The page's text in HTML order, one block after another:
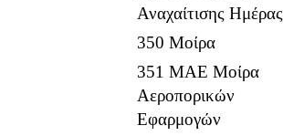
Αναχαίτισης Ημέρας
350 Μοίρα
351 ΜΑΕ Μοίρα
Αεροπορικών
Εφαρμογών